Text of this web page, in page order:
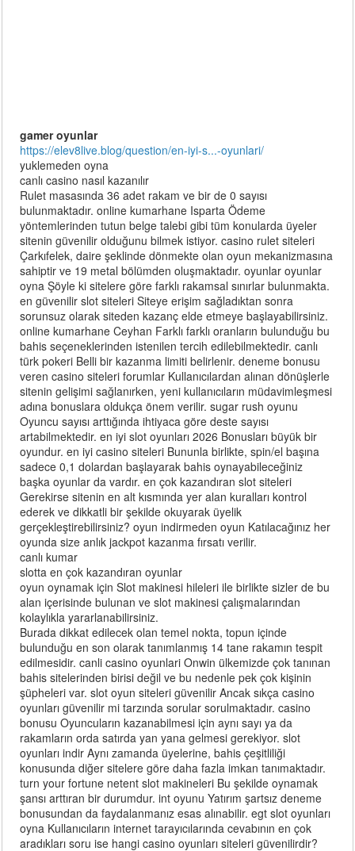
gamer oyunlar
https://elev8live.blog/question/en-iyi-s...-oyunlari/
yuklemeden oyna
canlı casino nasıl kazanılır
Rulet masasında 36 adet rakam ve bir de 0 sayısı
bulunmaktadır. online kumarhane Isparta Ödeme
yöntemlerinden tutun belge talebi gibi tüm konularda üyeler
sitenin güvenilir olduğunu bilmek istiyor. casino rulet siteleri
Çarkıfelek, daire şeklinde dönmekte olan oyun mekanizmasına
sahiptir ve 19 metal bölümden oluşmaktadır. oyunlar oyunlar
oyna Şöyle ki sitelere göre farklı rakamsal sınırlar bulunmakta.
en güvenilir slot siteleri Siteye erişim sağladıktan sonra
sorunsuz olarak siteden kazanç elde etmeye başlayabilirsiniz.
online kumarhane Ceyhan Farklı farklı oranların bulunduğu bu
bahis seçeneklerinden istenilen tercih edilebilmektedir. canlı
türk pokeri Belli bir kazanma limiti belirlenir. deneme bonusu
veren casino siteleri forumlar Kullanıcılardan alınan dönüşlerle
sitenin gelişimi sağlanırken, yeni kullanıcıların müdavimleşmesi
adına bonuslara oldukça önem verilir. sugar rush oyunu
Oyuncu sayısı arttığında ihtiyaca göre deste sayısı
artabilmektedir. en iyi slot oyunları 2026 Bonusları büyük bir
oyundur. en iyi casino siteleri Bununla birlikte, spin/el başına
sadece 0,1 dolardan başlayarak bahis oynayabileceğiniz
başka oyunlar da vardır. en çok kazandıran slot siteleri
Gerekirse sitenin en alt kısmında yer alan kuralları kontrol
ederek ve dikkatli bir şekilde okuyarak üyelik
gerçekleştirebilirsiniz? oyun indirmeden oyun Katılacağınız her
oyunda size anlık jackpot kazanma fırsatı verilir.
canlı kumar
slotta en çok kazandıran oyunlar
oyun oynamak için Slot makinesi hileleri ile birlikte sizler de bu
alan içerisinde bulunan ve slot makinesi çalışmalarından
kolaylıkla yararlanabilirsiniz.
Burada dikkat edilecek olan temel nokta, topun içinde
bulunduğu en son olarak tanımlanmış 14 tane rakamın tespit
edilmesidir. canli casino oyunlari Onwin ülkemizde çok tanınan
bahis sitelerinden birisi değil ve bu nedenle pek çok kişinin
şüpheleri var. slot oyun siteleri güvenilir Ancak sıkça casino
oyunları güvenilir mi tarzında sorular sorulmaktadır. casino
bonusu Oyuncuların kazanabilmesi için aynı sayı ya da
rakamların orda satırda yan yana gelmesi gerekiyor. slot
oyunları indir Aynı zamanda üyelerine, bahis çeşitliliği
konusunda diğer sitelere göre daha fazla imkan tanımaktadır.
turn your fortune netent slot makineleri Bu şekilde oynamak
şansı arttıran bir durumdur. int oyunu Yatırım şartsız deneme
bonusundan da faydalanmanız esas alınabilir. egt slot oyunları
oyna Kullanıcıların internet tarayıcılarında cevabının en çok
aradıkları soru ise hangi casino oyunları siteleri güvenilirdir?